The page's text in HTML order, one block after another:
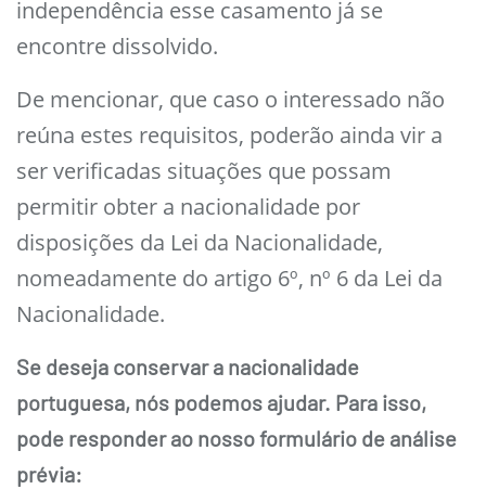
independência esse casamento já se
encontre dissolvido.
De mencionar, que caso o interessado não
reúna estes requisitos, poderão ainda vir a
ser verificadas situações que possam
permitir obter a nacionalidade por
disposições da Lei da Nacionalidade,
nomeadamente do artigo 6º, nº 6 da Lei da
Nacionalidade.
Se deseja conservar a nacionalidade
portuguesa, nós podemos ajudar. Para isso,
pode responder ao nosso formulário de análise
prévia: